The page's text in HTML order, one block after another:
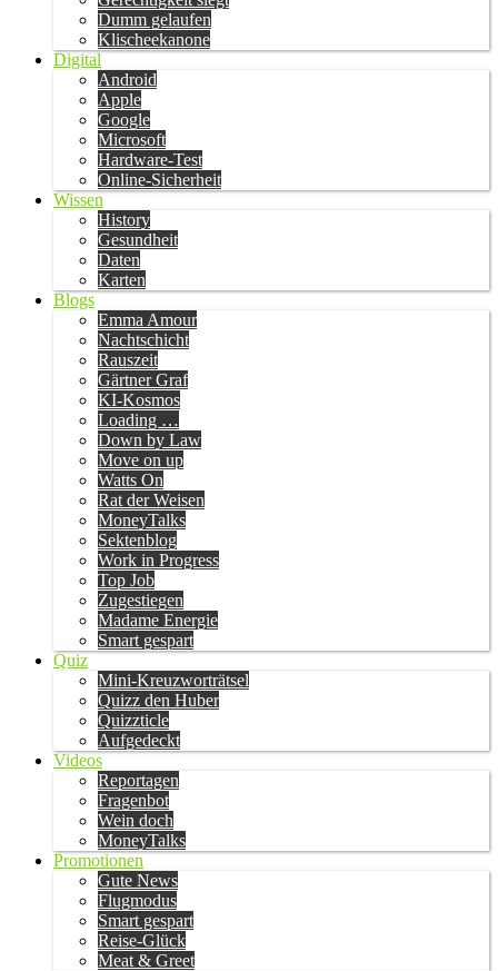
Dumm gelaufen
Klischeekanone
Digital
Android
Apple
Google
Microsoft
Hardware-Test
Online-Sicherheit
Wissen
History
Gesundheit
Daten
Karten
Blogs
Emma Amour
Nachtschicht
Rauszeit
Gärtner Graf
KI-Kosmos
Loading …
Down by Law
Move on up
Watts On
Rat der Weisen
MoneyTalks
Sektenblog
Work in Progress
Top Job
Zugestiegen
Madame Energie
Smart gespart
Quiz
Mini-Kreuzworträtsel
Quizz den Huber
Quizzticle
Aufgedeckt
Videos
Reportagen
Fragenbot
Wein doch
MoneyTalks
Promotionen
Gute News
Flugmodus
Smart gespart
Reise-Glück
Meat & Greet